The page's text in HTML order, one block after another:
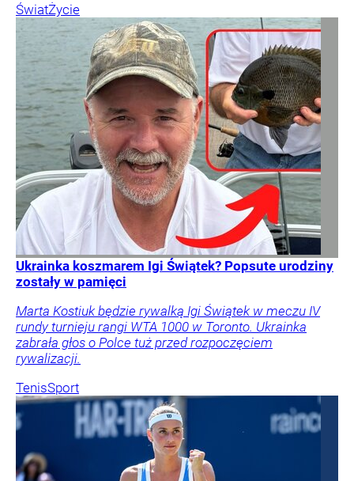
ŚwiatŻycie
Ukrainka koszmarem Igi Świątek? Popsute urodziny
zostały w pamięci
Marta Kostiuk będzie rywalką Igi Świątek w meczu IV
rundy turnieju rangi WTA 1000 w Toronto. Ukrainka
zabrała głos o Polce tuż przed rozpoczęciem
rywalizacji.
TenisSport